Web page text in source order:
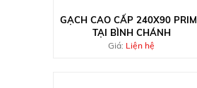
GẠCH CAO CẤP 240X90
TẠI BÌNH CHÁNH
Giá: Liện hệ